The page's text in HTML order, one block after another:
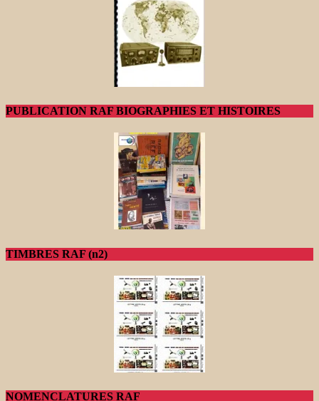
PUBLICATION RAF BIOGRAPHIES ET HISTOIRES
TIMBRES RAF (n2)
NOMENCLATURES RAF